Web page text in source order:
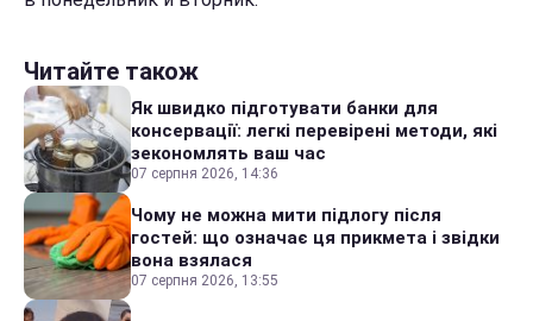
Читайте також
Як швидко підготувати банки для
консервації: легкі перевірені методи, які
зекономлять ваш час
07 серпня 2026, 14:36
Чому не можна мити підлогу після
гостей: що означає ця прикмета і звідки
вона взялася
07 серпня 2026, 13:55